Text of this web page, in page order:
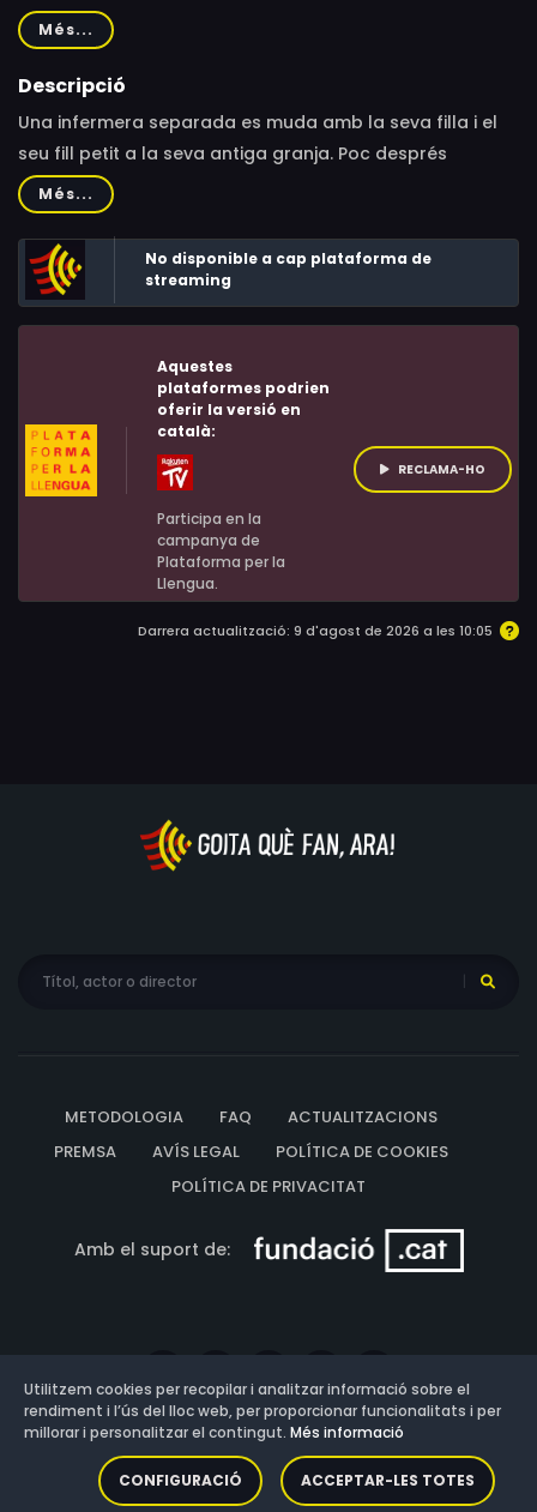
Skylar Morgan Jones, Danika Frederick, June B. Wilde, Erik
Athavale, Onalee Ames, Jerni Stewart, Jennifer Rose
Garcia, Cheryl Gensiorek, Michael Strickland, Cindy Rose
Més...
Descripció
Una infermera separada es muda amb la seva filla i el
seu fill petit a la seva antiga granja. Poc després
d'instal·lar-se, un gos mossega el nen, cosa que
provoca una misteriosa infecció.
Més...
No disponible a cap plataforma de
streaming
Aquestes
plataformes podrien
oferir la versió en
català:
Participa en la
campanya de
Plataforma per la
Llengua.
RECLAMA-HO
Darrera actualització: 9 d'agost de 2026 a les 10:05
METODOLOGIA FAQ
ACTUALITZACIONS
PREMSA
AVÍS LEGAL
POLÍTICA DE COOKIES
POLÍTICA DE PRIVACITAT
Amb el suport de:
Versió: 3.13.0.202607011342
Utilitzem cookies per recopilar i analitzar informació sobre el
rendiment i l’ús del lloc web, per proporcionar funcionalitats i per
millorar i personalitzar el contingut. Més informació
CONFIGURACIÓ ACCEPTAR-LES TOTES